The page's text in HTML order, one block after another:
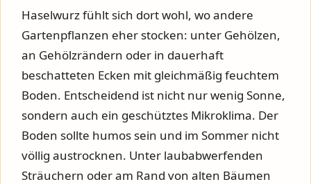
Haselwurz fühlt sich dort wohl, wo andere
Gartenpflanzen eher stocken: unter Gehölzen,
an Gehölzrändern oder in dauerhaft
beschatteten Ecken mit gleichmäßig feuchtem
Boden. Entscheidend ist nicht nur wenig Sonne,
sondern auch ein geschütztes Mikroklima. Der
Boden sollte humos sein und im Sommer nicht
völlig austrocknen. Unter laubabwerfenden
Sträuchern oder am Rand von alten Bäumen